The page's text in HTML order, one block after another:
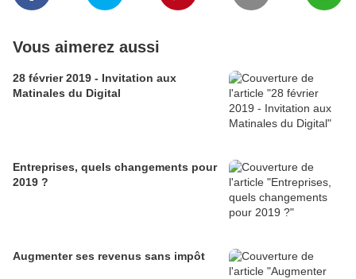
Vous aimerez aussi
28 février 2019 - Invitation aux
Matinales du Digital
Entreprises, quels changements pour
2019 ?
Augmenter ses revenus sans impôt